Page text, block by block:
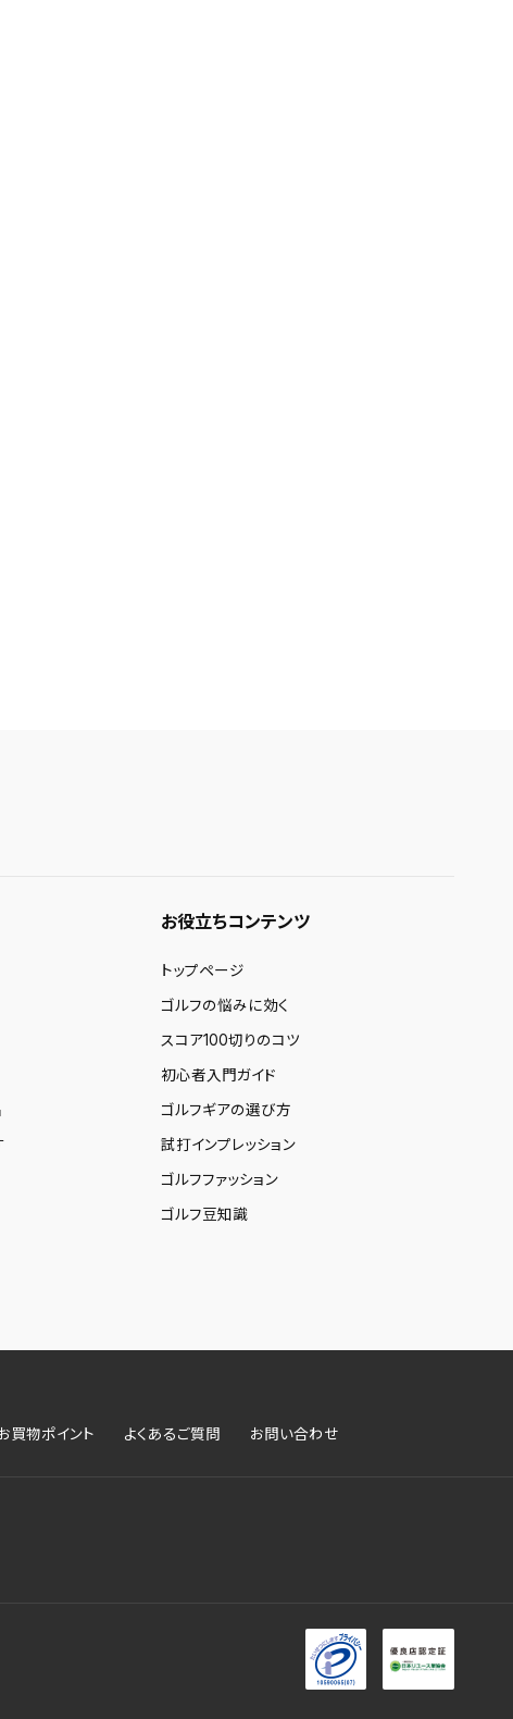
お役立ちコンテンツ
トップページ
ゴルフの悩みに効く
スコア100切りのコツ
初心者入門ガイド
ゴルフギアの選び方
試打インプレッション
ゴルフファッション
ゴルフ豆知識
買物ポイント よくあるご質問 お問い合わせ